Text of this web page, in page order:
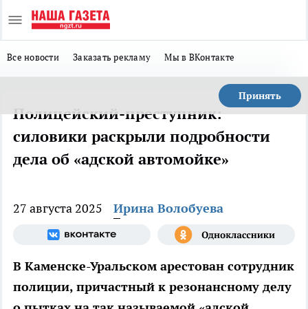
Все новости Заказать рекламу Мы в ВКонтакте
Принять
Полицейский-преступник:
силовики раскрыли подробности
дела об «адской автомойке»
27 августа 2025 Ирина Волобуева
В Каменске-Уральском арестован сотрудник
полиции, причастный к резонансному делу